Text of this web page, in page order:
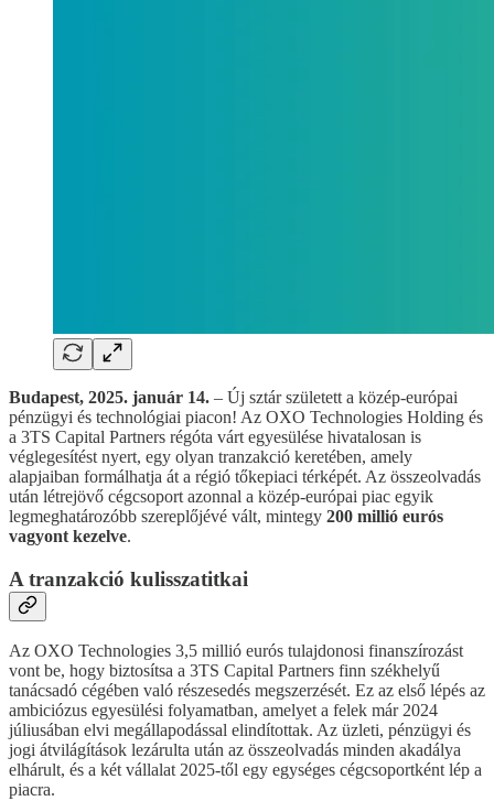
Budapest, 2025. január 14. – Új sztár született a közép-európai
pénzügyi és technológiai piacon! Az OXO Technologies Holding és
a 3TS Capital Partners régóta várt egyesülése hivatalosan is
véglegesítést nyert, egy olyan tranzakció keretében, amely
alapjaiban formálhatja át a régió tőkepiaci térképét. Az összeolvadás
után létrejövő cégcsoport azonnal a közép-európai piac egyik
legmeghatározóbb szereplőjévé vált, mintegy 200 millió eurós
vagyont kezelve.
A tranzakció kulisszatitkai
Az OXO Technologies 3,5 millió eurós tulajdonosi finanszírozást
vont be, hogy biztosítsa a 3TS Capital Partners finn székhelyű
tanácsadó cégében való részesedés megszerzését. Ez az első lépés az
ambiciózus egyesülési folyamatban, amelyet a felek már 2024
júliusában elvi megállapodással elindítottak. Az üzleti, pénzügyi és
jogi átvilágítások lezárulta után az összeolvadás minden akadálya
elhárult, és a két vállalat 2025-től egy egységes cégcsoportként lép a
piacra.